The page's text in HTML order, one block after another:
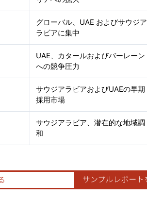
グローバル、UAE およびサウジア
ラビアに集中
UAE、カタールおよびバーレーン
への競争圧力
サウジアラビアおよびUAEの早期
採用市場
サウジアラビア、潜在的な地域調
和